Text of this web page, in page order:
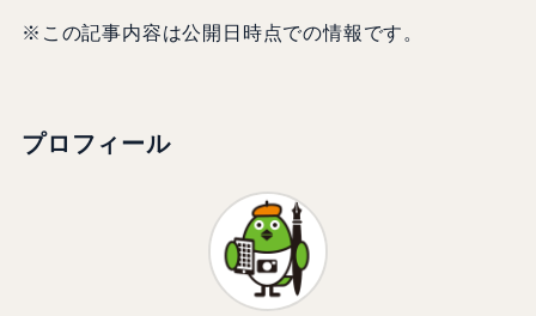
※この記事内容は公開日時点での情報です。
プロフィール